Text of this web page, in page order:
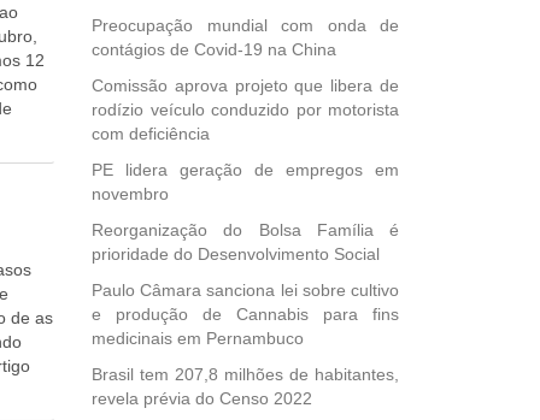
o
de
o
a
o
12
o
de as
ser
Preocupação mundial com onda de
contágios de Covid-19 na China
Comissão aprova projeto que libera de
rodízio veículo conduzido por motorista
com deficiência
PE lidera geração de empregos em
novembro
Reorganização do Bolsa Família é
prioridade do Desenvolvimento Social
Paulo Câmara sanciona lei sobre cultivo
e produção de Cannabis para fins
medicinais em Pernambuco
Brasil tem 207,8 milhões de habitantes,
revela prévia do Censo 2022